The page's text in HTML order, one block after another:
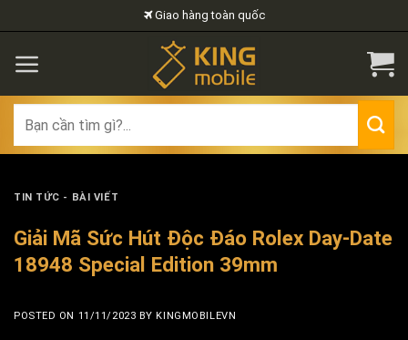
to
content
Giao hàng toàn quốc
for:
TIN TỨC - BÀI VIẾT
Giải Mã Sức Hút Độc Đáo Rolex Day-Date
18948 Special Edition 39mm
POSTED ON 11/11/2023 BYKINGMOBILEVN